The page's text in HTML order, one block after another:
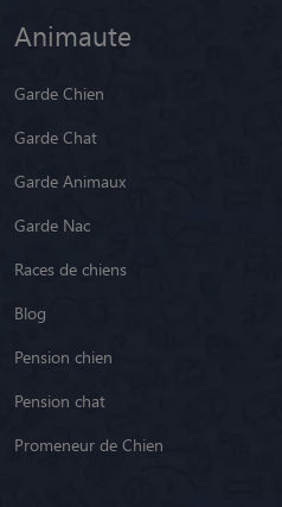
Animaute
Garde Chien
Garde Chat
Garde Animaux
Garde Nac
Races de chiens
Blog
Pension chien
Pension chat
Promeneur de Chien